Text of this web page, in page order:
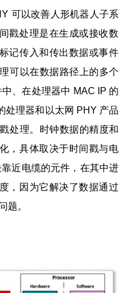
可以改善人形机器人子系
戳处理是在生成或接收数
记传入和传出数据或事件
可以在数据路径上的多个
、在处理器中 MAC IP 的
处理器和以太网 PHY 产品
处理。时钟数据的精度和
，具体取决于时间戳与电
近电缆的元件，在其中进
，因为它解决了数据通过
题。